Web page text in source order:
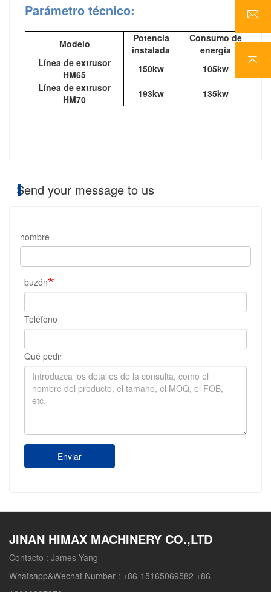
Parámetro técnico:
Modelo
Potencia
instalada
Consumo de
energía
Línea de extrusor
HM65
150kw 105kw
Línea de extrusor
HM70
193kw 135kw
Send your message to us
nombre
buzón
Teléfono
Qué pedir
Enviar
JINAN HIMAX MACHINERY CO.,LTD
Contacto : James Yang
Whatsapp&Wechat Number : +86-15165069582 +86-